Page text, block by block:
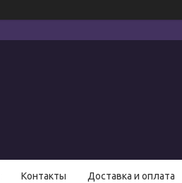
Контакты Доставка и оплата